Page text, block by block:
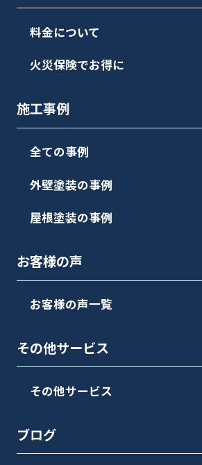
料金について
火災保険でお得に
施工事例
全ての事例
外壁塗装の事例
屋根塗装の事例
お客様の声
お客様の声一覧
その他サービス
その他サービス
ブログ